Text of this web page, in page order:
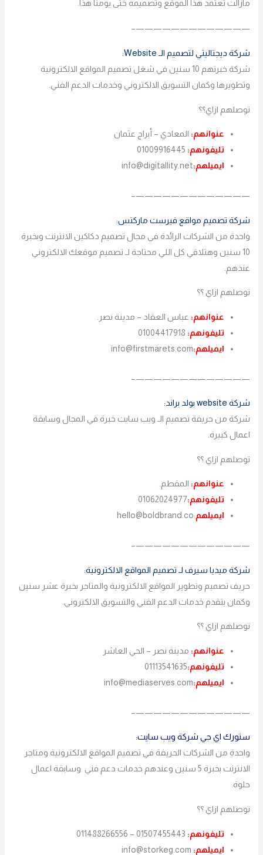
مازالت تعتمد هذا الموقع وتصميمه ختى يومنا هذا.
—————————————–
شركة ديجتاليتي لتصميم الـ Website:
شركة خبرتهم 10 سنين في شغل تصميم المواقع الالكترونية
وتطويرها وكمان التسويق الالكتروني وخدمات الدعم الفني.
توصلهم ازاي؟؟
عنوانهم: المعادي – أبراج عثمان
تليفونهم: 01009916445
ايميلهم:info@digitallity.net
—————————————–
شركة تصميم مواقع فيرست ماركتس:
واحدة من الشركات الرائدة في مجال تصميم دكاكين الانترنت وبخبرة
10 سنين وهتلاقي كل اللي محتاجة لـ تصميم موقعك الالكتروني
عندهم.
توصلهم ازاي ؟؟
عنوانهم: عباس العقاد – مدينة نصر.
تليفونهم:
ايميلهم:info@firstmarets.com
—————————————–
شركة website بولد براند:
شركة من حريفة تصميم الـ ويب سايت خبرة في المجال وسابقة
اعمال كبيرة.
توصلهم ازاي ؟؟
عنوانهم: المقطم.
تليفونهم:01062024977
ايميلهم:hello@boldbrand.co
—————————————–
شركة ميديا سيرف لـ تصميم المواقع الالكترونية:
حريف تصميم وتطوير المواقع الالكترونية والمتاجر بخبرة عشر سنين
وكمان بتقدم خدمات الدعم الفني والتسويق الالكتروني.
توصلهم ازاي ؟؟
عنوانهم: مدينة نصر – الحي العاشر
تليفونهم:01113541635
ايميلهم:info@mediaserves.com
—————————————–
ستورك اي جي شركة ويب سايت:
واحدة من الشركات الحريفة في تصميم المواقع الالكترونية ومتاجر
الانترنت بخبرة 5 سنين وعندهم خدمات دعم فني وسابقة اعمال
حلوة.
توصلهم ازاي ؟؟
تليفونهم: 01507455443 – 011488266556
ايميلهم: info@storkeg.com